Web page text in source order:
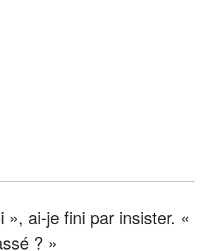
», ai-je fini par insister. «
? »